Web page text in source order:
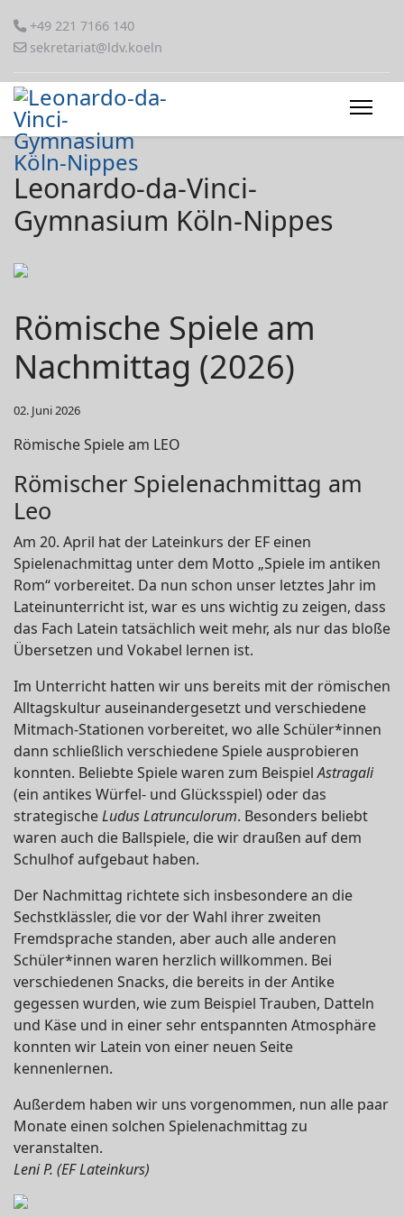
+49 221 7166 140
sekretariat@ldv.koeln
Leonardo-da-Vinci-
Gymnasium Köln-Nippes
Römische Spiele am
Nachmittag (2026)
02. Juni 2026
Römische Spiele am LEO
Römischer Spielenachmittag am
Leo
Am 20. April hat der Lateinkurs der EF einen
Spielenachmittag unter dem Motto „Spiele im antiken
Rom“ vorbereitet. Da nun schon unser letztes Jahr im
Lateinunterricht ist, war es uns wichtig zu zeigen, dass
das Fach Latein tatsächlich weit mehr, als nur das bloße
Übersetzen und Vokabel lernen ist.
Im Unterricht hatten wir uns bereits mit der römischen
Alltagskultur auseinandergesetzt und verschiedene
Mitmach-Stationen vorbereitet, wo alle Schüler*innen
dann schließlich verschiedene Spiele ausprobieren
konnten. Beliebte Spiele waren zum BeispielAstragali
(ein antikes Würfel- und Glücksspiel) oder das
strategischeLudus Latrunculorum. Besonders beliebt
waren auch die Ballspiele, die wir draußen auf dem
Schulhof aufgebaut haben.
Der Nachmittag richtete sich insbesondere an die
Sechstklässler, die vor der Wahl ihrer zweiten
Fremdsprache standen, aber auch alle anderen
Schüler*innen waren herzlich willkommen. Bei
verschiedenen Snacks, die bereits in der Antike
gegessen wurden, wie zum Beispiel Trauben, Datteln
und Käse und in einer sehr entspannten Atmosphäre
konnten wir Latein von einer neuen Seite
kennenlernen.
Außerdem haben wir uns vorgenommen, nun alle paar
Monate einen solchen Spielenachmittag zu
veranstalten.
Leni P. (EF Lateinkurs)